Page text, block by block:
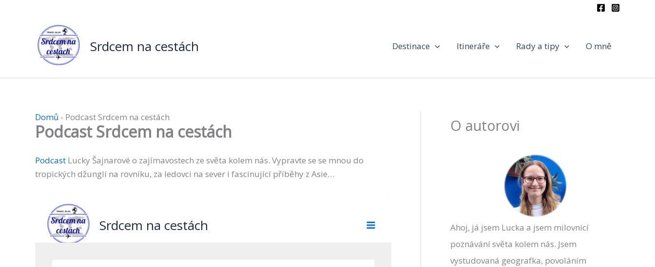
Srdcem na cestách Destinace Itineráře Rady a tipy O mně
Domů - Podcast Srdcem na cestách
Podcast Srdcem na cestách
Podcast Lucky Šajnarové o zajímavostech ze světa kolem nás. Vypravte se se mnou do
tropických džunglí na rovníku, za ledovci na sever i fascinující příběhy z Asie…
O autorovi
Ahoj, já jsem Lucka a jsem milovnicí
poznávání světa kolem nás. Jsem
vystudovaná geografka, povoláním